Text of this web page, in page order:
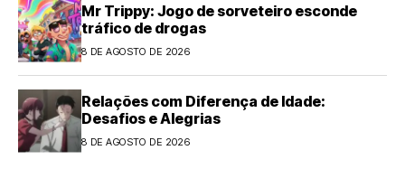
Mr Trippy: Jogo de sorveteiro esconde
tráfico de drogas
8 DE AGOSTO DE 2026
Relações com Diferença de Idade:
Desafios e Alegrias
8 DE AGOSTO DE 2026